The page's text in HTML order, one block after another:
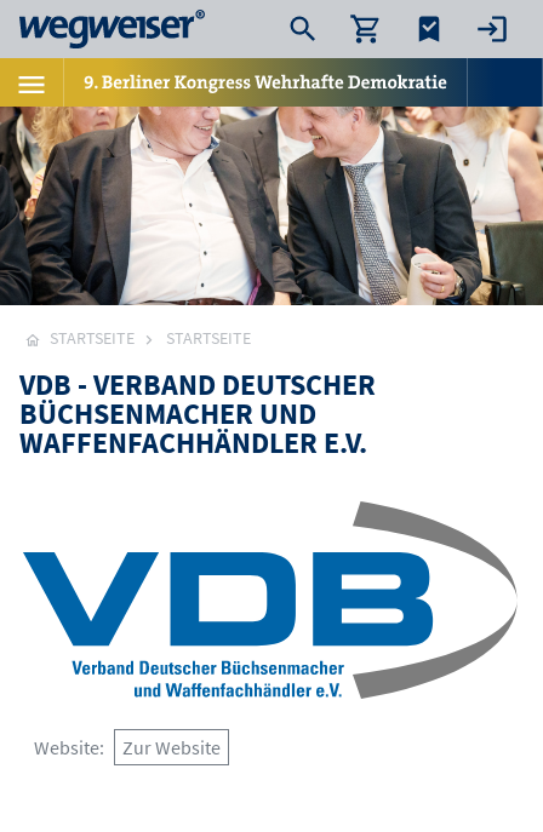
STARTSEITE STARTSEITE
VDB - VERBAND DEUTSCHER
BÜCHSENMACHER UND
WAFFENFACHHÄNDLER E.V.
Website Zur Website